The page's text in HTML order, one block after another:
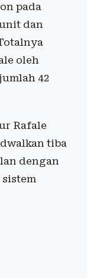
pada
dan
oleh
42
Rafale
tiba
dengan